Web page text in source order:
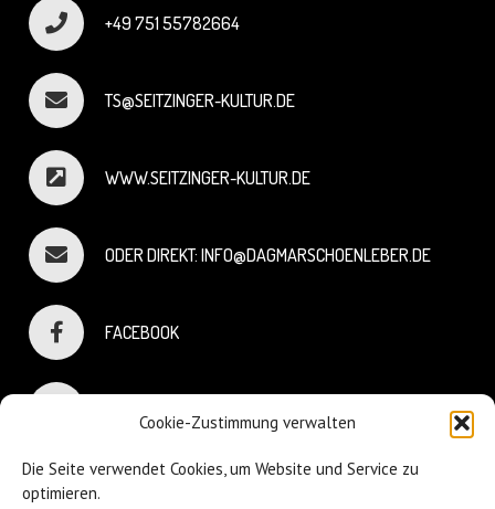
Cookie-Zustimmung verwalten
Die Seite verwendet Cookies, um Website und Service zu
optimieren.
+49 751 55782664
TS@SEITZINGER-KULTUR.DE
WWW.SEITZINGER-KULTUR.DE
ODER DIREKT: INFO@DAGMARSCHOENLEBER.DE
FACEBOOK